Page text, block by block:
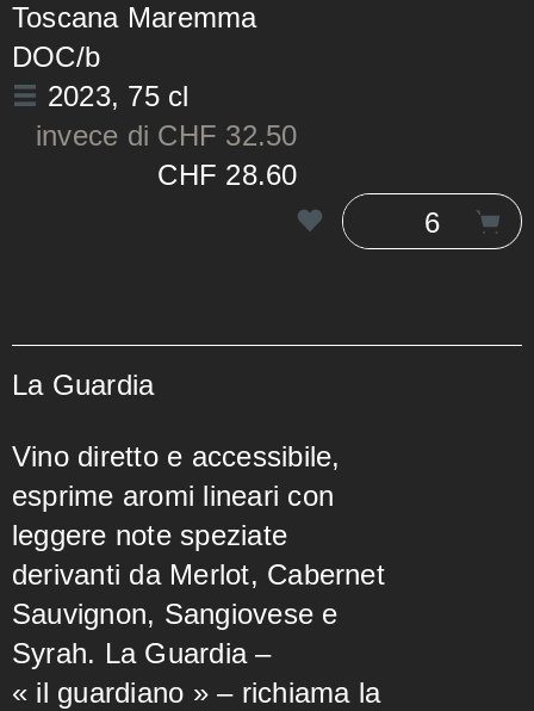
Toscana Maremma
DOC/b
2023, 75 cl
invece di CHF 32.50
CHF 28.60
La Guardia
Vino diretto e accessibile,
esprime aromi lineari con
leggere note speziate
derivanti da Merlot, Cabernet
Sauvignon, Sangiovese e
Syrah. La Guardia –
« il guardiano » – richiama la